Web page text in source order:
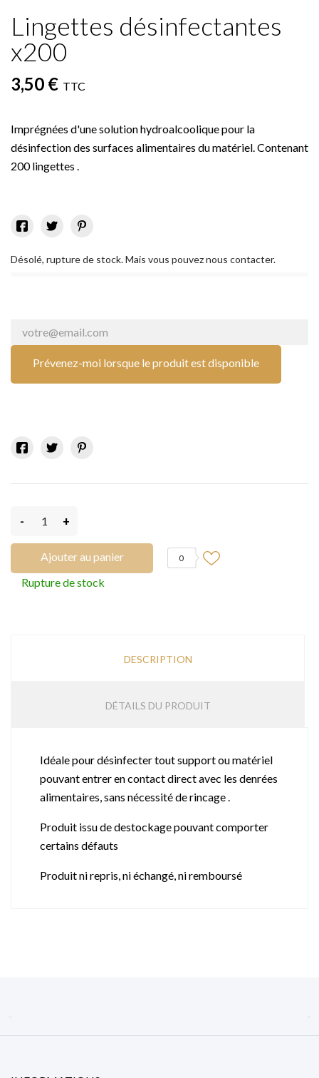
Lingettes désinfectantes
x200
3,50 € TTC
Imprégnées d'une solution hydroalcoolique pour la
désinfection des surfaces alimentaires du matériel. Contenant
200 lingettes .
Désolé, rupture de stock. Mais vous pouvez nous contacter.
Prévenez-moi lorsque le produit est disponible
- +
Ajouter au panier 0
Rupture de stock
DESCRIPTION
DÉTAILS DU PRODUIT
Idéale pour désinfecter tout support ou matériel
pouvant entrer en contact direct avec les denrées
alimentaires, sans nécessité de rincage .
Produit issu de destockage pouvant comporter
certains défauts
Produit ni repris, ni échangé, ni remboursé
 